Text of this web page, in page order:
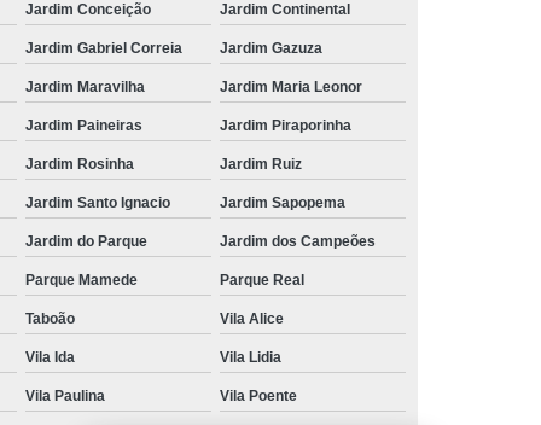
Jardim Conceição Jardim Continental
Jardim Gabriel Correia Jardim Gazuza
Jardim Maravilha Jardim Maria Leonor
Jardim Paineiras Jardim Piraporinha
Jardim Rosinha Jardim Ruiz
Jardim Santo Ignacio Jardim Sapopema
Jardim do Parque Jardim dos Campeões
Parque Mamede Parque Real
Taboão Vila Alice
Vila Ida Vila Lidia
Vila Paulina Vila Poente